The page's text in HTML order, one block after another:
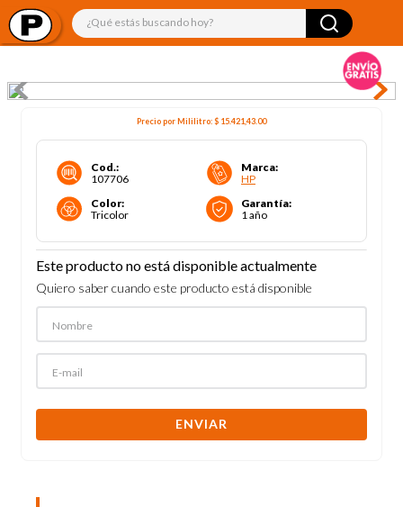
¿Qué estás buscando hoy?
Precio porMililitro:$ 15.421,43.00
Cod.:
107706
Marca:
HP
Color:
Tricolor
Garantía:
1 año
Este producto no está disponible actualmente
Quiero saber cuando este producto está disponible
ENVIAR